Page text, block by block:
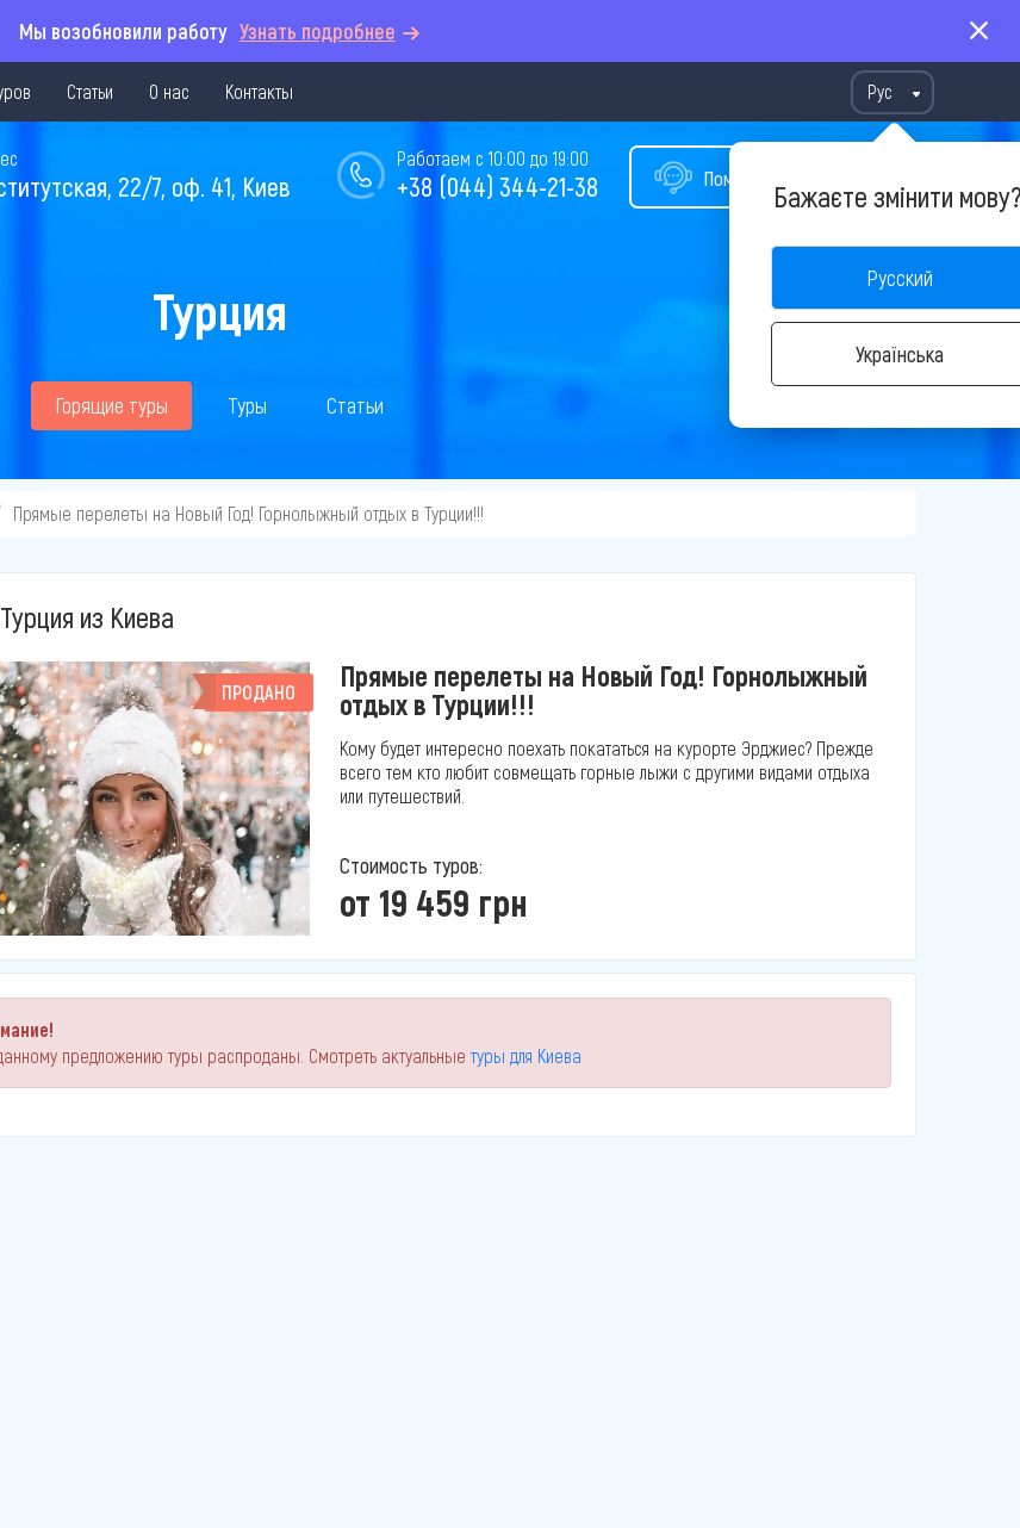
Мы возобновили работу Узнать подробнее
Статьи О нас Контакты Рус
Бажаєте змінити
Русский
Українська
Помощь в подборе тура
Работаем с 10:00 до 19:00
+38 (044) 344-21-38
22/7, оф. 41, Киев
Турция
Горящие туры Туры Статьи
Прямые перелеты на Новый Год! Горнолыжный отдых в Турции!!!
Турция из Киева
ПРОДАНО
Прямые перелеты на Новый Год! Горнолыжный
отдых в Турции!!!
Кому будет интересно поехать покататься на курорте Эрджиес? Прежде
всего тем кто любит совмещать горные лыжи с другими видами отдыха
или путешествий.
Стоимость туров:
от 19 459 грн
предложению туры распроданы. Смотреть актуальные туры для Киева